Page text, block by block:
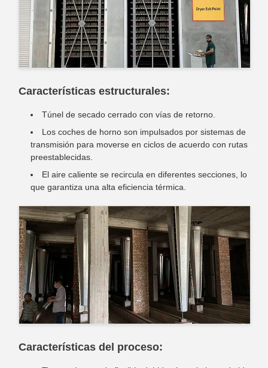
Características estructurales:
Túnel de secado cerrado con vías de retorno.
Los coches de horno son impulsados por sistemas de
transmisión para moverse en ciclos de acuerdo con rutas
preestablecidas.
El aire caliente se recircula en diferentes secciones, lo
que garantiza una alta eficiencia térmica.
Características del proceso: